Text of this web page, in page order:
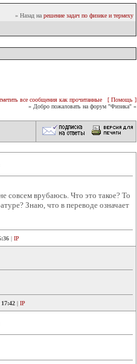
» Назад на решение задач по физике и термеху
все сообщения как прочитанные
[ Помощь ]
» Добро пожаловать на форум "Физика" «
совсем врубаюсь. Что это такое? То
Знаю, что в переводе означает
| IP
17:42 | IP